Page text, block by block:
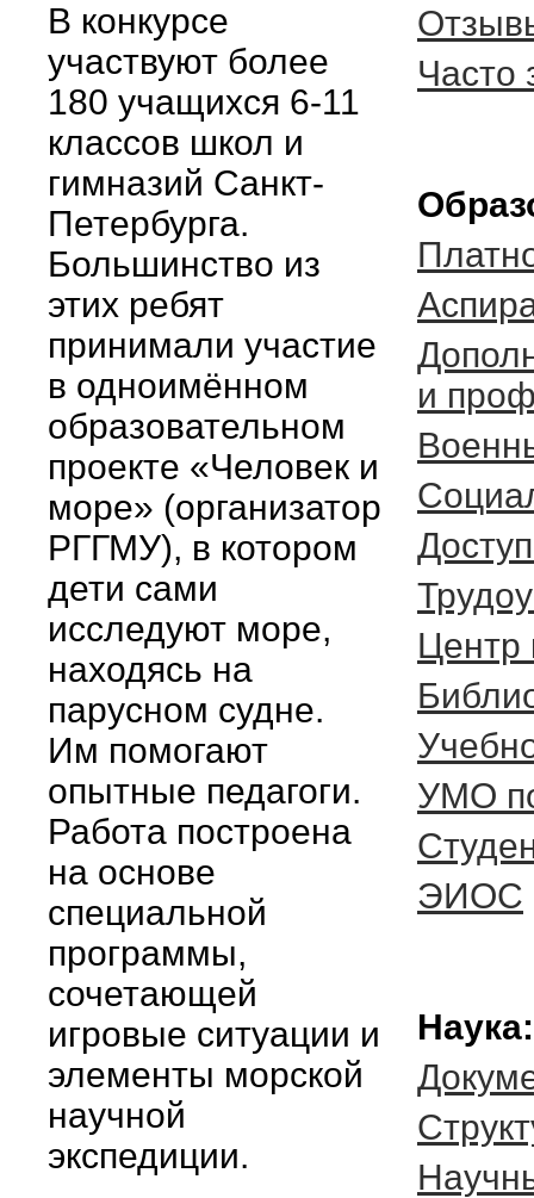
В конкурсе
участвуют более
180 учащихся 6-11
классов школ и
гимназий Санкт-
Петербурга.
Большинство из
этих ребят
принимали участие
в одноимённом
образовательном
проекте «Человек и
море» (организатор
РГГМУ), в котором
дети сами
исследуют море,
находясь на
парусном судне.
Им помогают
опытные педагоги.
Работа построена
на основе
специальной
программы,
сочетающей
игровые ситуации и
элементы морской
научной
экспедиции.
Часто
и
Центр
УМО
ЭИОС
Наука: